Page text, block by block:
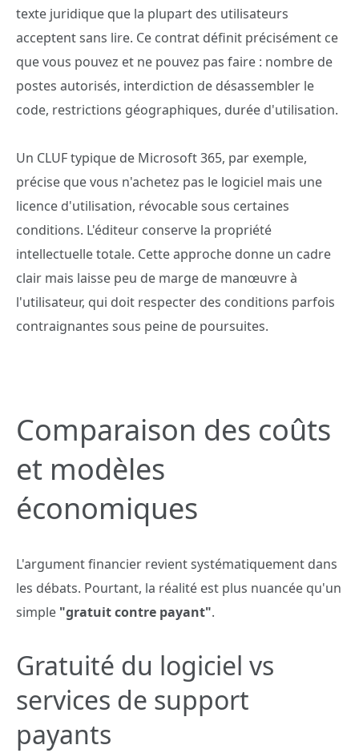
texte juridique que la plupart des utilisateurs
acceptent sans lire. Ce contrat définit précisément ce
que vous pouvez et ne pouvez pas faire : nombre de
postes autorisés, interdiction de désassembler le
code, restrictions géographiques, durée d'utilisation.
Un CLUF typique de Microsoft 365, par exemple,
précise que vous n'achetez pas le logiciel mais une
licence d'utilisation, révocable sous certaines
conditions. L'éditeur conserve la propriété
intellectuelle totale. Cette approche donne un cadre
clair mais laisse peu de marge de manœuvre à
l'utilisateur, qui doit respecter des conditions parfois
contraignantes sous peine de poursuites.
Comparaison des coûts
et modèles
économiques
L'argument financier revient systématiquement dans
les débats. Pourtant, la réalité est plus nuancée qu'un
simple "gratuit contre payant".
Gratuité du logiciel vs
services de support
payants